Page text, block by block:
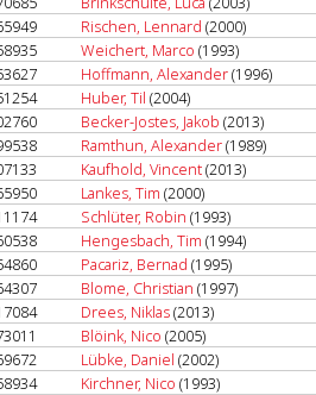
Rischen, Lennard (2000)
Weichert, Marco (1993)
Hoffmann, Alexander(1996)
Huber, Til (2004)
Becker-Jostes, Jakob (2013)
Ramthun, Alexander(1989)
Kaufhold, Vincent(2013)
Lankes, Tim (2000)
Schlüter, Robin (1993)
Hengesbach, Tim (1994)
Pacariz, Bernad (1995)
Blome, Christian (1997)
Drees, Niklas(2013)
Blöink, Nico (2005)
Lübke, Daniel (2002)
Kirchner, Nico (1993)